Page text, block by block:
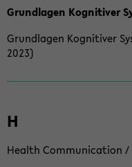
Grundlagen Kognitiver
Grundlagen Kognitiver
2023)
H
Health Communication /